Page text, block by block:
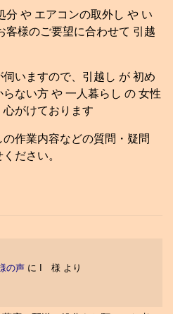
分 や エアコンの取外し や い
客様のご要望に合わせて 引越
いますので、引越し が 初め
ない方 や 一人暮らし の 女性
がけております
作業内容などの質問・疑問
ださい。
の声 に I 様 より